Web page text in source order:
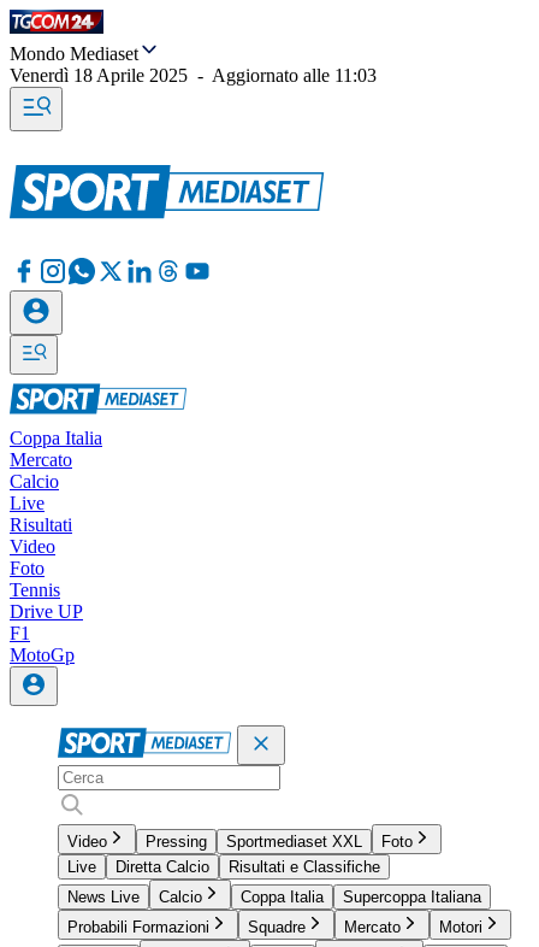
Mondo Mediaset
Venerdì 18 Aprile 2025 - Aggiornato alle 11:03
Coppa Italia
Mercato
Calcio
Live
Risultati
Video
Foto
Tennis
Drive UP
F1
MotoGp
Video Pressing Sportmediaset XXL
Foto
Live
Diretta Calcio
Risultati e Classifiche
News Live
Calcio Coppa Italia
Supercoppa Italiana
Probabili Formazioni
Squadre Mercato
Motori